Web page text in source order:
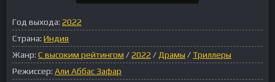
Год выхода: 2022
Страна: Индия
Жанр: С высоким рейтингом /2022 / Драмы /Триллеры
Режиссер: Али Аббас Зафар